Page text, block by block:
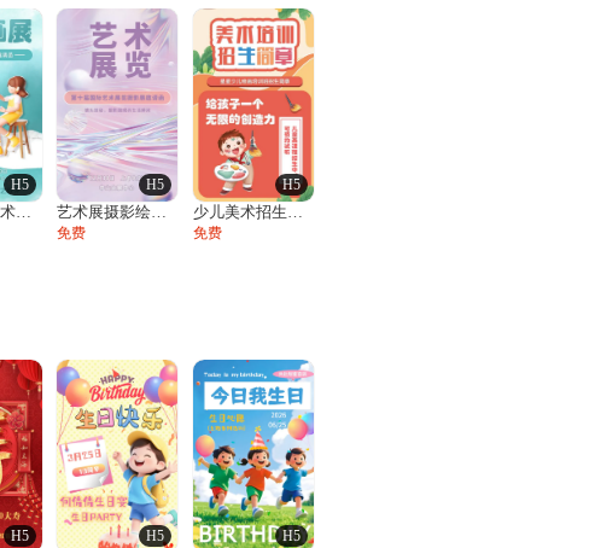
H5
儿童画展艺术展览绘画展摄影作品展美术展
H5
艺术展摄影绘画美术展邀请函
免费
H5
少儿美术招生培训班绘画素描艺术培训开学季
免费
H5 H5 H5